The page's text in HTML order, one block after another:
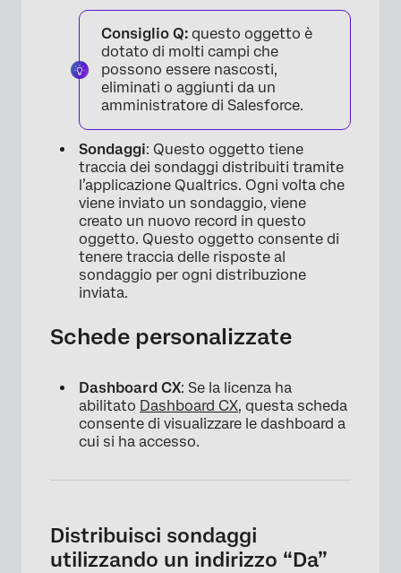
Consiglio Q: questo oggetto è
dotato di molti campi che
possono essere nascosti,
eliminati o aggiunti da un
amministratore di Salesforce.
Sondaggi: Questo oggetto tiene
traccia dei sondaggi distribuiti tramite
l’applicazione Qualtrics. Ogni volta che
viene inviato un sondaggio, viene
creato un nuovo record in questo
oggetto. Questo oggetto consente di
tenere traccia delle risposte al
sondaggio per ogni distribuzione
inviata.
Schede personalizzate
Dashboard CX: Se la licenza ha
abilitato Dashboard CX, questa scheda
consente di visualizzare le dashboard a
cui si ha accesso.
Distribuisci sondaggi
utilizzando un indirizzo “Da”